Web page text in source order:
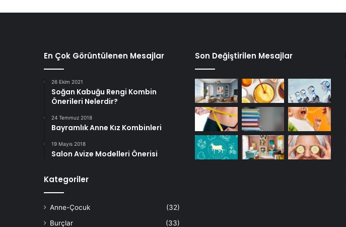
En Çok Görüntülenen Mesajlar
26 Ekim 2021
Soğan Kabuğu Rengi Kombin
Önerileri Nelerdir?
24 Temmuz 2018
Bayramlık Anne Kız Kombinleri
19 Mayıs 2018
Salon Avize Modelleri Önerisi
Kategoriler
Anne-Çocuk
(32)
Burçlar
(33)
Son Değiştirilen Mesajlar